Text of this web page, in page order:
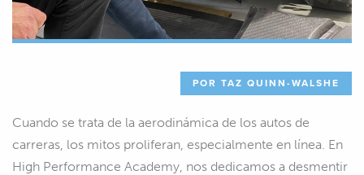
POR TAZ QUINN-WALSHE
Cuando se trata de la aerodinámica de los autos de
carreras, los mitos proliferan, especialmente en línea. En
High Performance Academy, nos dedicamos a desmentir